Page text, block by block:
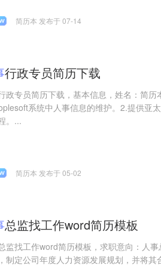
简历本 发布于 07-14
行政专员简历下载
政专员简历下载，基本信息，姓名：简历
系统中人事信息的维护。2.提供亚
。...
简历本 发布于 05-02
总监找工作word简历模板
监找工作word简历模板，求职意向：人
制定公司年度人力资源发展规划，并将